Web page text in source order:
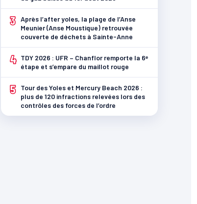
3 Après l’after yoles, la plage de l’Anse
Meunier (Anse Moustique) retrouvée
couverte de déchets à Sainte-Anne
4 TDY 2026 : UFR – Chanflor remporte la 6ᵉ
étape et s’empare du maillot rouge
5
Tour des Yoles et Mercury Beach 2026 :
plus de 120 infractions relevées lors des
contrôles des forces de l’ordre